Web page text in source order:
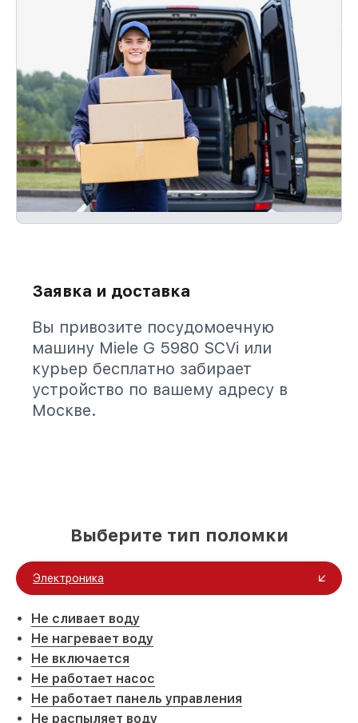
Заявка и доставка
Вы привозите посудомоечную
машину Miele G 5980 SCVi или
курьер бесплатно забирает
устройство по вашему адресу в
Москве.
Выберите тип поломки
Электроника
Не сливает воду
Не нагревает воду
Не включается
Не работает насос
Не работает панель управления
Не распыляет воду